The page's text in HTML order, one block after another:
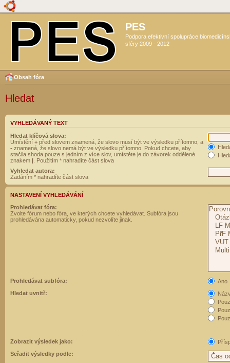
PES
Podpora efektivní spolupráce
sféry 2009 - 2012
Obsah fóra
Hledat
VYHLEDÁVANÝ TEXT
Hledat klíčová slova:
Umístění + před slovem znamená, že slovo musí být ve výsledku přítomno, a
- znamená, že slovo nemá být ve výsledku přítomno. Pokud chcete, aby
stačila shoda pouze s jedním z více slov, umístěte je do závorek oddělené
znakem | . Použitím * nahradíte část slova
Vyhledat autora:
Zadáním * nahradíte část slova
NASTAVENÍ VYHLEDÁVÁNÍ
Prohledávat fóra:
Zvolte fórum nebo fóra, ve kterých chcete vyhledávat. Subfóra jsou
prohledávána automaticky, pokud nezvolíte jinak.
Prohledávat subfóra:
Ano
Hledat uvnitř:
Zobrazit výsledek jako:
Seřadit výsledky podle: